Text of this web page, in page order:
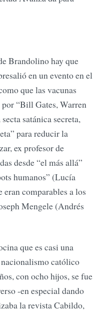
Brandolino hay que
en un evento en el
que las vacunas
“Bill Gates, Warren
satánica secreta,
para reducir la
ex profesor de
desde “el más allá”
humanos” (Lucía
comparables a los
Mengele (Andrés
que es casi una
católico
con ocho hijos, se fue
-en especial dando
la revista Cabildo,